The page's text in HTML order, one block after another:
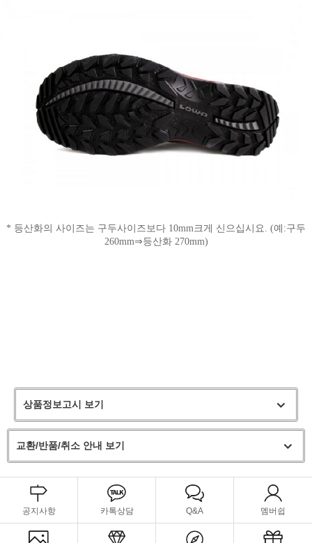
* 등산화의 사이즈는 구두사이즈보다 10mm크게 신으십시요. (예:구두
260mm⇒등산화 270mm)
상품정보고시 보기
교환/반품/취소 안내 보기
공지사항 카톡상담 Q&A 멤버쉽